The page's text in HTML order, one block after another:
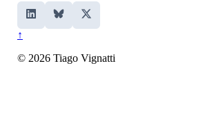
↑
© 2026 Tiago Vignatti